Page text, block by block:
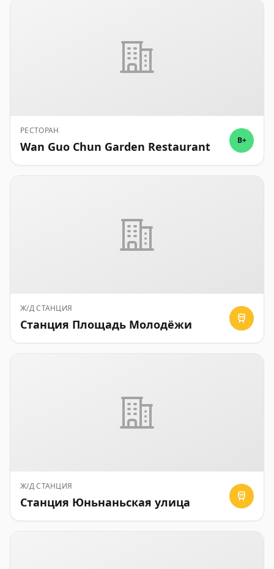
РЕСТОРАН
Wan Guo Chun Garden Restaurant B+
Ж/Д СТАНЦИЯ
Станция Площадь Молодёжи
Ж/Д СТАНЦИЯ
Станция Юньнаньская улица